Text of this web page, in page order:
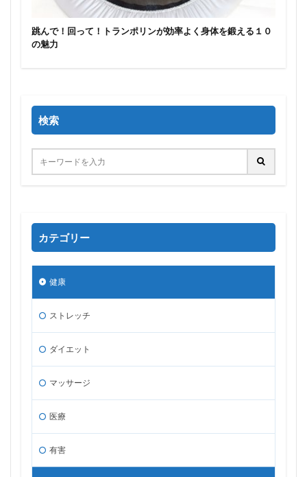
跳んで！回って！トランポリンが効率よく身体を鍛える１０
の魅力
検索
カテゴリー
健康
ストレッチ
ダイエット
マッサージ
医療
有害